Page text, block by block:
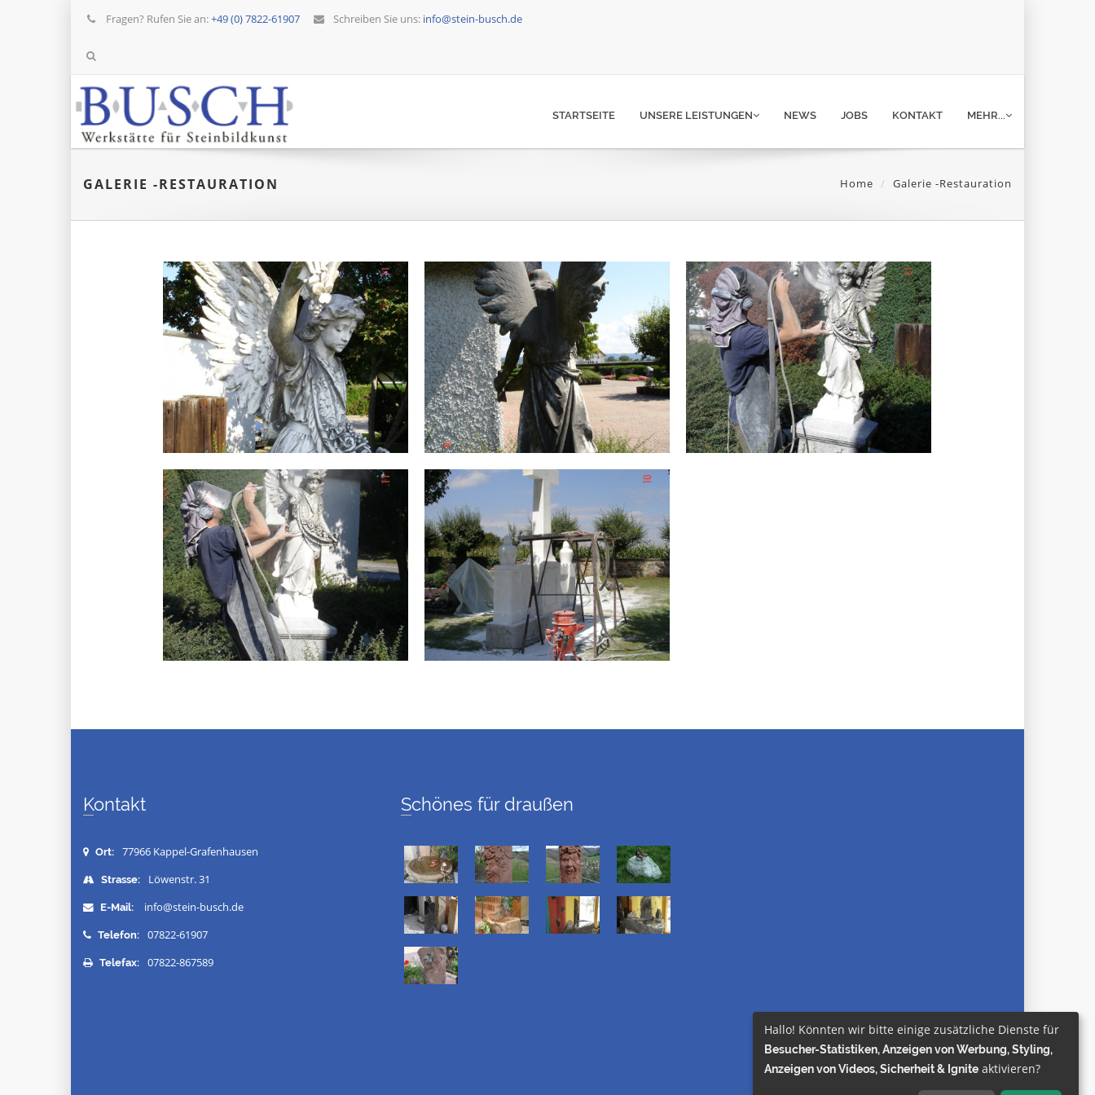
Fragen? Rufen Sie an:+49 (0) 7822-61907 Schreiben Sie uns: info@stein-busch.de
STARTSEITE UNSERE LEISTUNGEN NEWS JOBS KONTAKT MEHR...
GALERIE -RESTAURATION Home Galerie -Restauration
von Werkstätte für Steinbildkunst Stefan BUSCH von Werkstätte für Steinbildkunst Stefan BUSCH
Kontakt
Ort: 77966 Kappel-Grafenhausen
Strasse: Löwenstr. 31
E-Mail: info@stein-busch.de
Telefon: 07822-61907
Telefax: 07822-867589
Schönes für draußen
Hallo! Könnten wir bitte einige zusätzliche Dienste für
Besucher-Statistiken, Anzeigen von Werbung, Styling,
Anzeigen von Videos, Sicherheit & Ignite aktivieren?